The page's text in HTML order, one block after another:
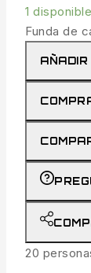
1
Funda de
20